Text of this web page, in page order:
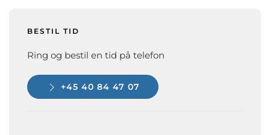
BESTIL TID
Ring og bestil en tid på telefon
+45 40 84 47 07